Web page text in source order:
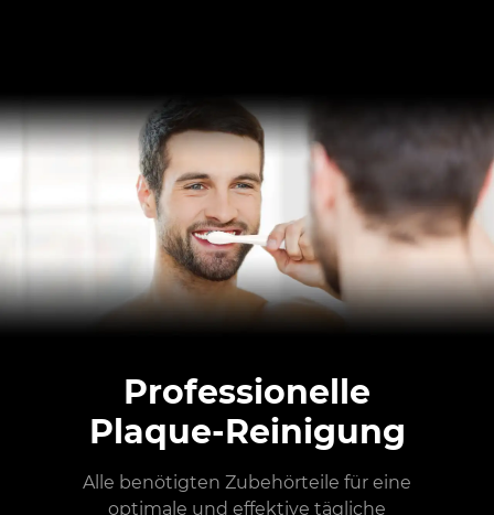
Professionelle
Plaque-Reinigung
Alle benötigten Zubehörteile für eine
optimale und effektive tägliche